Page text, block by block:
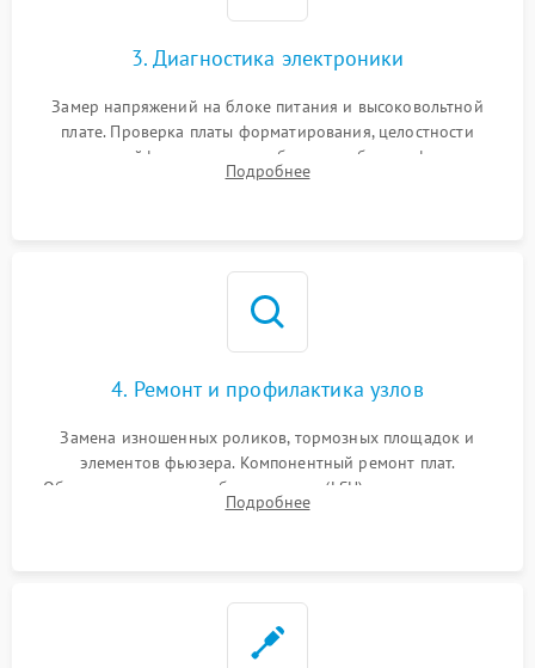
3. Диагностика электроники
Замер напряжений на блоке питания и высоковольтной
плате. Проверка платы форматирования, целостности
плоских шлейфов сканера и работоспособности флажков и
оптопар (датчиков прохождения бумаги).
Подробнее
4. Ремонт и профилактика узлов
Замена изношенных роликов, тормозных площадок и
элементов фьюзера. Компонентный ремонт плат.
Обязательная очистка блока лазера (LSU), зеркал и тракта
печати от просыпанного тонера и бумажной пыли.
Подробнее